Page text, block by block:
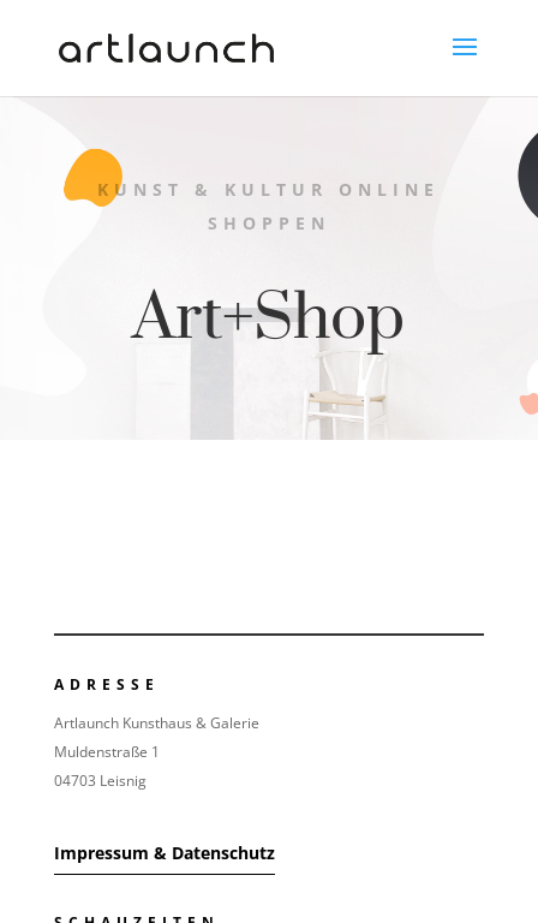
KUNST & KULTUR ONLINE
SHOPPEN
Art+Shop
ADRESSE
Artlaunch Kunsthaus & Galerie
Muldenstraße 1
04703 Leisnig
Impressum & Datenschutz